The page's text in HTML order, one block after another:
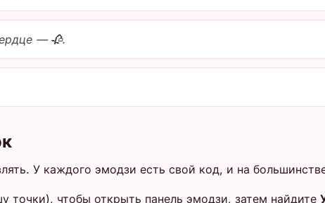
— 🥀.
У каждого эмодзи есть свой код, и на
точки), чтобы открыть панель эмодзи, затем найдите